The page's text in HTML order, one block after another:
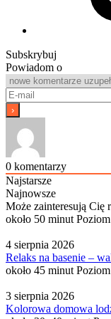
Subskrybuj
Powiadom o
0 komentarzy
Najstarsze
Najnowsze
Może zainteresują Cię
około 50 minut
4 sierpnia 2026
Relaks na basenie –
około 45 minut
3 sierpnia 2026
Kolorowa domowa